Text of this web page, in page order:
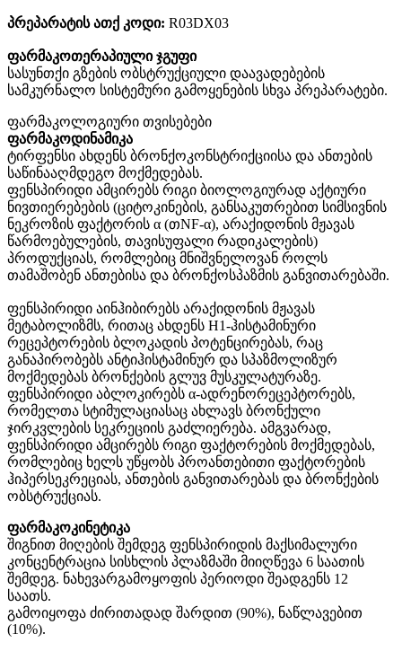
პრეპარატის ათქ კოდი: R03DX03
ფარმაკოთერაპიული ჯგუფი
სასუნთქი გზების ობსტრუქციული დაავადებების
სამკურნალო სისტემური გამოყენების სხვა პრეპარატები.
ფარმაკოლოგიური თვისებები
ფარმაკოდინამიკა
ტირფენსი ახდენს ბრონქოკონსტრიქციისა და ანთების
საწინააღმდეგო მოქმედებას.
ფენსპირიდი ამცირებს რიგი ბიოლოგიურად აქტიური
ნივთიერებების (ციტოკინების, განსაკუთრებით სიმსივნის
ნეკროზის ფაქტორის α (თNF-α), არაქიდონის მჟავას
წარმოებულების, თავისუფალი რადიკალების)
პროდუქციას, რომლებიც მნიშვნელოვან როლს
თამაშობენ ანთებისა და ბრონქოსპაზმის განვითარებაში.
ფენსპირიდი აინჰიბირებს არაქიდონის მჟავას
მეტაბოლიზმს, რითაც ახდენს H1-ჰისტამინური
რეცეპტორების ბლოკადის პოტენცირებას, რაც
განაპირობებს ანტიჰისტამინურ და სპაზმოლიზურ
მოქმედებას ბრონქების გლუვ მუსკულატურაზე.
ფენსპირიდი აბლოკირებს α-ადრენორეცეპტორებს,
რომელთა სტიმულაციასაც ახლავს ბრონქული
ჯირკვლების სეკრეციის გაძლიერება. ამგვარად,
ფენსპირიდი ამცირებს რიგი ფაქტორების მოქმედებას,
რომლებიც ხელს უწყობს პროანთებითი ფაქტორების
ჰიპერსეკრეციას, ანთების განვითარებას და ბრონქების
ობსტრუქციას.
ფარმაკოკინეტიკა
შიგნით მიღების შემდეგ ფენსპირიდის მაქსიმალური
კონცენტრაცია სისხლის პლაზმაში მიიღწევა 6 საათის
შემდეგ. ნახევარგამოყოფის პერიოდი შეადგენს 12
საათს.
გამოიყოფა ძირითადად შარდით (90%), ნაწლავებით
(10%).